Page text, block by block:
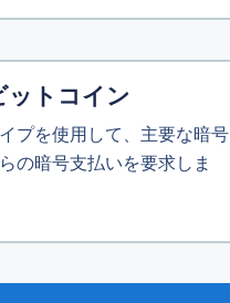
ットコイン
プを使用して、主要な暗号
の暗号支払いを要求しま